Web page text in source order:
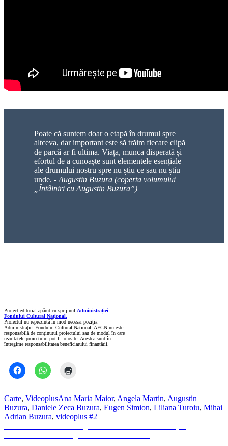
Poate că suntem doar o etapă în drumul spre
altceva, dar important este să trăim fiecare clipă
de parcă ar fi ultima. Viața, munca disperată și
efortul de a cunoaște sunt elementele esențiale
ale drumului nostru spre nu știu ce sau nu știu
unde. - Augustin Buzura (coperta volumului
„Întâlniri cu Augustin Buzura”)
Proiect editorial apărut cu sprijinul Administrației
Fondului Cultural Național.
Proiectul nu reprezintă în mod necesar poziţia
Administrației Fondului Cultural Național. AFCN nu este
responsabilă de conținutul proiectului sau de modul în care
rezultatele proiectului pot fi folosite. Acestea sunt în
întregime responsabilitatea beneficiarului finanțării.
Carte, VideoplusAna Maria Maior, Angela Martin, Augustin
Buzura, Daniele Zeca Buzura, Eugen Simion, Liliana Turoiu, Mihai
Adrian Buzura, videoplus #2
Navigare
în